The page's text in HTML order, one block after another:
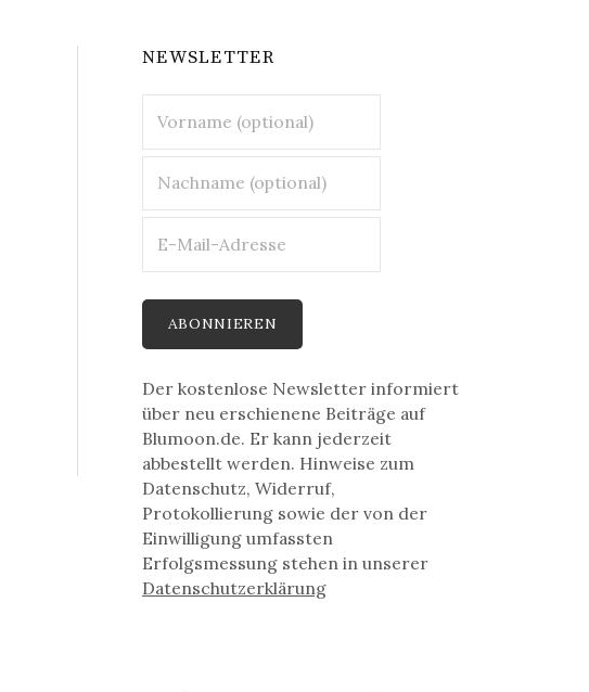
NEWSLETTER
Der kostenlose Newsletter informiert
über neu erschienene Beiträge auf
Blumoon.de. Er kann jederzeit
abbestellt werden. Hinweise zum
Datenschutz, Widerruf,
Protokollierung sowie der von der
Einwilligung umfassten
Erfolgsmessung stehen in unserer
Datenschutz­erklärung